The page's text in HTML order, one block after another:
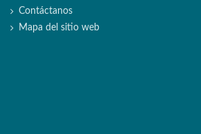
Contáctanos
Mapa del sitio web